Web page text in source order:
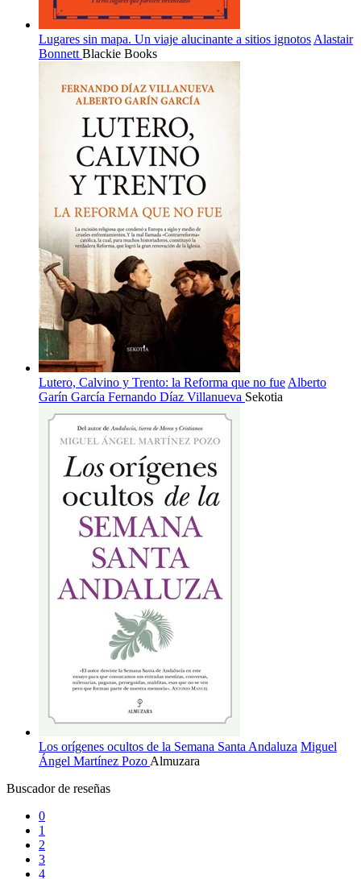
Lugares sin mapa. Un viaje alucinante a sitios ignotos Alastair
Bonnett Blackie Books
Lutero, Calvino y Trento: la Reforma que no fue Alberto
Garín García Fernando Díaz Villanueva Sekotia
Los orígenes ocultos de la Semana Santa Andaluza Miguel
Ángel Martínez Pozo Almuzara
Buscador de reseñas
0
1
2
3
4